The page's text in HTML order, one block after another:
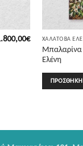
€ ΧΑΛΆΤΟΒΑ
Μπαλαρίνα
Ελένη
ΠΡΟΣΘΉΚΗ